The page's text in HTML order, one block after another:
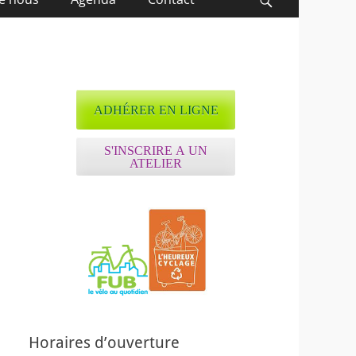
ADHÉRER EN LIGNE
S'INSCRIRE A UN
ATELIER
Horaires d’ouverture